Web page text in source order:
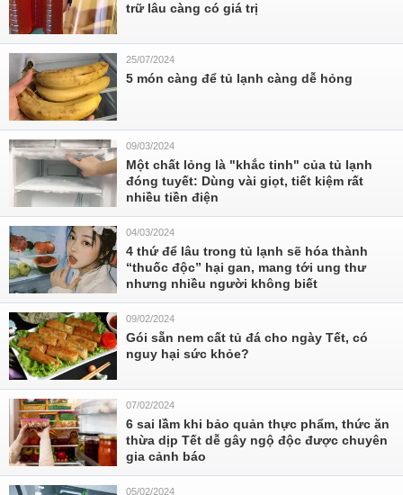
trữ lâu càng có giá trị
25/07/2024
5 món càng để tủ lạnh càng dễ hỏng
09/03/2024
Một chất lỏng là "khắc tinh" của tủ lạnh
đóng tuyết: Dùng vài giọt, tiết kiệm rất
nhiều tiền điện
04/03/2024
4 thứ để lâu trong tủ lạnh sẽ hóa thành
“thuốc độc” hại gan, mang tới ung thư
nhưng nhiều người không biết
09/02/2024
Gói sẵn nem cất tủ đá cho ngày Tết, có
nguy hại sức khỏe?
07/02/2024
6 sai lầm khi bảo quản thực phẩm, thức ăn
thừa dịp Tết dễ gây ngộ độc được chuyên
gia cảnh báo
05/02/2024